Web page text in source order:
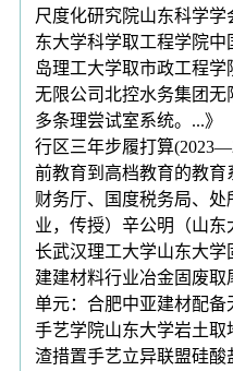
尺度化研究院山东科学
东大学科学取工程学院
岛理工大学取市政工程
无限公司北控水务集团
多条理尝试室系统。...》
行区三年步履打算
前教育到高档教育的教育
财务厅、国度税务局、
业，传授）辛公明（山
长武汉理工大学山东大
建建材料行业冶金固废取
单元：合肥中亚建材配备
手艺学院山东大学岩土
渣措置手艺立异联盟硅